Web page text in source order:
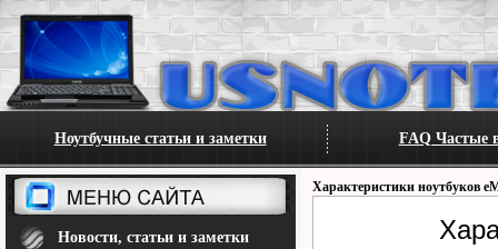
Ноутбучные статьи и заметки FAQ Частые
Новости, статьи и заметки
Характеристики ноутбуков